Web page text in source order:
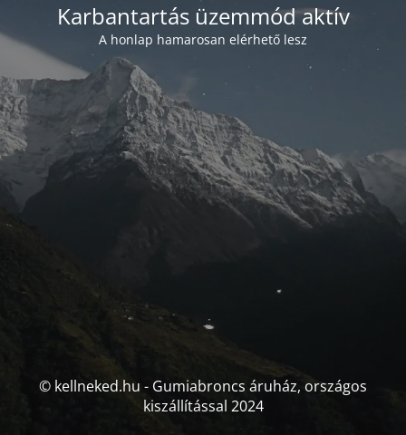
Karbantartás üzemmód aktív
A honlap hamarosan elérhető lesz
© kellneked.hu - Gumiabroncs áruház, országos
kiszállítással 2024